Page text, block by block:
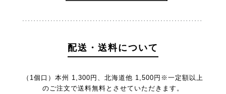
配送・送料について
（1個口）本州 1,300円、北海道他 1,500円 ※一定額以上
のご注文で送料無料とさせていただきます。